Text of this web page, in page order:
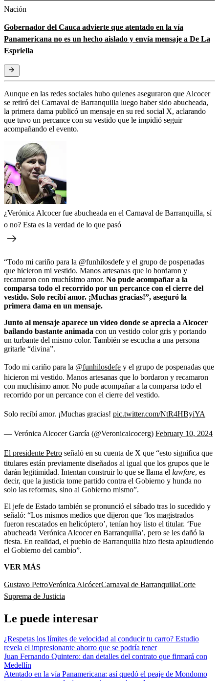
Nación
Gobernador del Cauca advierte que atentado en la vía
Panamericana no es un hecho aislado y envía mensaje a De La
Espriella
Aunque en las redes sociales hubo quienes aseguraron que Alcocer
se retiró del Carnaval de Barranquilla luego haber sido abucheada,
la primera dama publicó un mensaje en su red social X, aclarando
que tuvo un percance con su vestido que le impidió seguir
acompañando el evento.
¿Verónica Alcocer fue abucheada en el Carnaval de Barranquilla, sí
o no? Esta es la verdad de lo que pasó
“Todo mi cariño para la @funhilosdefe y el grupo de pospenadas
que hicieron mi vestido. Manos artesanas que lo bordaron y
recamaron con muchísimo amor. No pude acompañar a la
comparsa todo el recorrido por un percance con el cierre del
vestido. Solo recibí amor. ¡Muchas gracias!”, aseguró la
primera dama en un mensaje.
Junto al mensaje aparece un video donde se aprecia a Alcocer
bailando bastante animada con un vestido color gris y portando
un turbante del mismo color. También se escucha a una persona
gritarle “divina”.
Todo mi cariño para la @funhilosdefe y el grupo de pospenadas que
hicieron mi vestido. Manos artesanas que lo bordaron y recamaron
con muchísimo amor. No pude acompañar a la comparsa todo el
recorrido por un percance con el cierre del vestido.
Solo recibí amor. ¡Muchas gracias! pic.twitter.com/NtR4HByiYA
— Verónica Alcocer García (@Veronicalcocerg) February 10, 2024
El presidente Petro señaló en su cuenta de X que “esto significa que
titulares están previamente diseñados al igual que los grupos que le
darán legitimidad. Intentan construir lo que se llama el lawfare, es
decir, que la justicia tome partido contra el Gobierno y hunda no
solo las reformas, sino al Gobierno mismo”.
El jefe de Estado también se pronunció el sábado tras lo sucedido y
señaló: “Los mismos medios que dijeron que ‘los magistrados
fueron rescatados en helicóptero’, tenían hoy listo el titular. ‘Fue
abucheada Verónica Alcocer en Barranquilla’, pero se les dañó la
fiesta. En realidad, el pueblo de Barranquilla hizo fiesta aplaudiendo
el Gobierno del cambio”.
VER MÁS
Gustavo PetroVerónica AlcócerCarnaval de BarranquillaCorte
Suprema de Justicia
Le puede interesar
¿Respetas los límites de velocidad al conducir tu carro? Estudio
revela el impresionante ahorro que se podría tener
Juan Fernando Quintero: dan detalles del contrato que firmará con
Medellín
Atentado en la vía Panamericana: así quedó el peaje de Mondomo